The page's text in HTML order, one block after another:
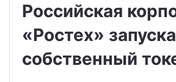
Российская
«Ростех»
собственный